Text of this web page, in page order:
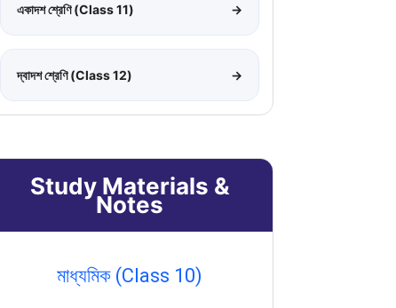
একাদশ শ্রেণি (Class 11) →
দ্বাদশ শ্রেণি (Class 12) →
Study Materials &
Notes
মাধ্যমিক (Class 10)